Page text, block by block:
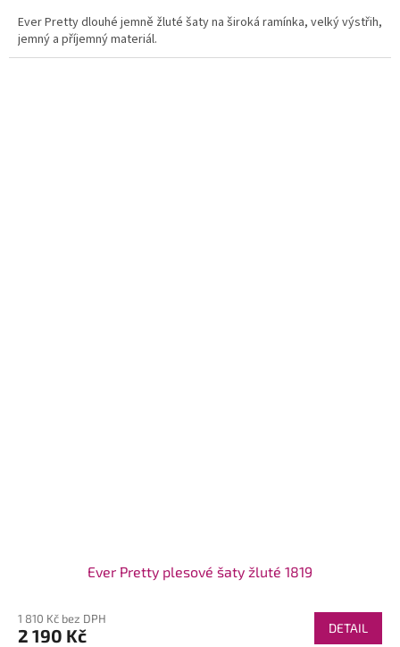
Ever Pretty dlouhé jemně žluté šaty na široká ramínka, velký výstřih,
jemný a příjemný materiál.
Ever Pretty plesové šaty žluté 1819
1 810 Kč bez DPH
2 190 Kč DETAIL